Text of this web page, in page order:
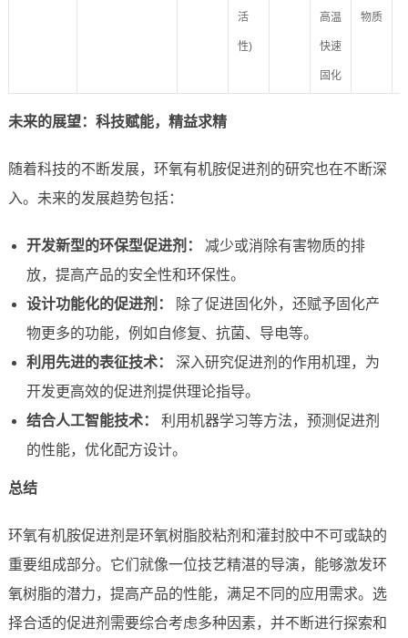
活
性)
高温
快速
固化
物质
未来的展望：科技赋能，精益求精
随着科技的不断发展，环氧有机胺促进剂的研究也在不断深
入。未来的发展趋势包括：
开发新型的环保型促进剂：
减少或消除有害物质的排
放，提高产品的安全性和环保性。
设计功能化的促进剂：
除了促进固化外，还赋予固化产
物更多的功能，例如自修复、抗菌、导电等。
利用先进的表征技术：
深入研究促进剂的作用机理，为
开发更高效的促进剂提供理论指导。
结合人工智能技术：
利用机器学习等方法，预测促进剂
的性能，优化配方设计。
总结
环氧有机胺促进剂是环氧树脂胶粘剂和灌封胶中不可或缺的
重要组成部分。它们就像一位技艺精湛的导演，能够激发环
氧树脂的潜力，提高产品的性能，满足不同的应用需求。选
择合适的促进剂需要综合考虑多种因素，并不断进行探索和